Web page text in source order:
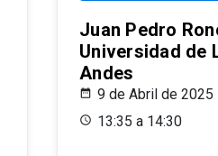
Juan Pedro
Universidad de
Andes
9 de Abril de 2025
13:35 a 14:30